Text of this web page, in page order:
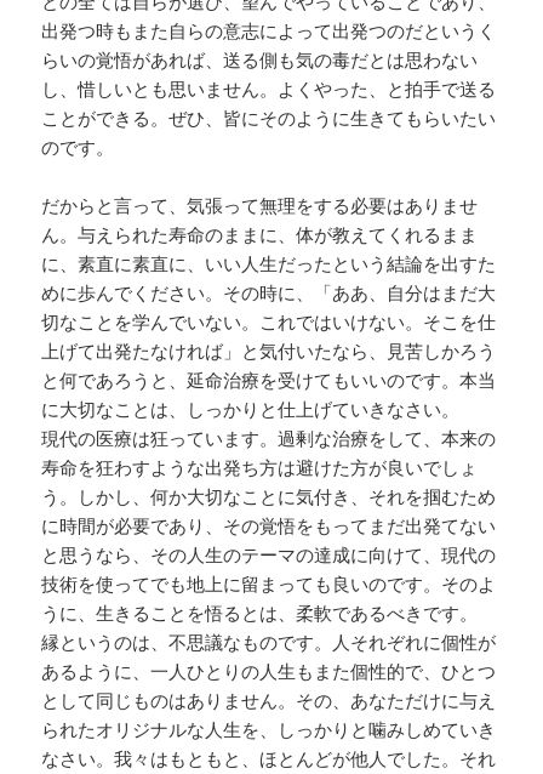
出発つ時もまた自らの意志によって出発つのだというく
らいの覚悟があれば、送る側も気の毒だとは思わない
し、惜しいとも思いません。よくやった、と拍手で送る
ことができる。ぜひ、皆にそのように生きてもらいたい
のです。
だからと言って、気張って無理をする必要はありませ
ん。与えられた寿命のままに、体が教えてくれるまま
に、素直に素直に、いい人生だったという結論を出すた
めに歩んでください。その時に、「ああ、自分はまだ大
切なことを学んでいない。これではいけない。そこを仕
上げて出発たなければ」と気付いたなら、見苦しかろう
と何であろうと、延命治療を受けてもいいのです。本当
に大切なことは、しっかりと仕上げていきなさい。
現代の医療は狂っています。過剰な治療をして、本来の
寿命を狂わすような出発ち方は避けた方が良いでしょ
う。しかし、何か大切なことに気付き、それを掴むため
に時間が必要であり、その覚悟をもってまだ出発てない
と思うなら、その人生のテーマの達成に向けて、現代の
技術を使ってでも地上に留まっても良いのです。そのよ
うに、生きることを悟るとは、柔軟であるべきです。
縁というのは、不思議なものです。人それぞれに個性が
あるように、一人ひとりの人生もまた個性的で、ひとつ
として同じものはありません。その、あなただけに与え
られたオリジナルな人生を、しっかりと噛みしめていき
なさい。我々はもともと、ほとんどが他人でした。それ